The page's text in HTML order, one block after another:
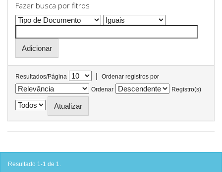
Fazer busca por fitros
Resultados/Página |
Ordenar registros por
Ordenar
Registro(s)
Resultado 1-1 de 1.